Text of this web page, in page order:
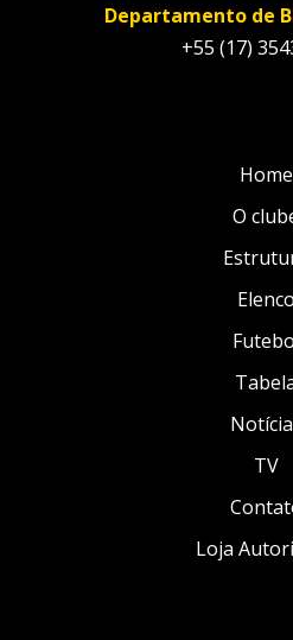
Departamento de
+55 (17)
Home
O
Elenco
TV
Loja